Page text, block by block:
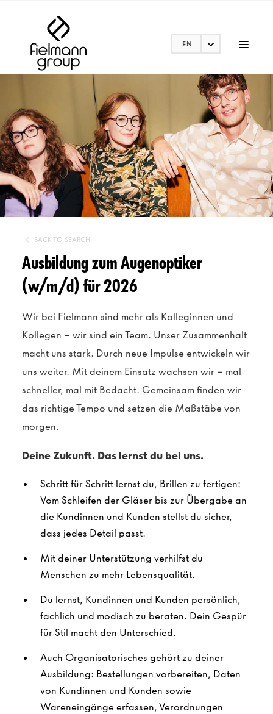
EN
BACK TO SEARCH
Ausbildung zum Augenoptiker
(w/m/d) für 2026
Wir bei Fielmann sind mehr als Kolleginnen und
Kollegen – wir sind ein Team. Unser Zusammenhalt
macht uns stark. Durch neue Impulse entwickeln wir
uns weiter. Mit deinem Einsatz wachsen wir – mal
schneller, mal mit Bedacht. Gemeinsam finden wir
das richtige Tempo und setzen die Maßstäbe von
morgen.
Deine Zukunft. Das lernst du bei uns.
Schritt für Schritt lernst du, Brillen zu fertigen:
Vom Schleifen der Gläser bis zur Übergabe an
die Kundinnen und Kunden stellst du sicher,
dass jedes Detail passt.
Mit deiner Unterstützung verhilfst du
Menschen zu mehr Lebensqualität.
Du lernst, Kundinnen und Kunden persönlich,
fachlich und modisch zu beraten. Dein Gespür
für Stil macht den Unterschied.
Auch Organisatorisches gehört zu deiner
Ausbildung: Bestellungen vorbereiten, Daten
von Kundinnen und Kunden sowie
Wareneingänge erfassen, Verordnungen